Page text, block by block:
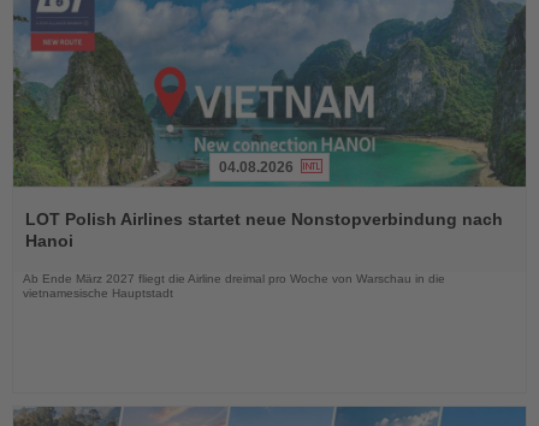
Sie
die
04.08.2026
LOT Polish Airlines startet neue Nonstopverbindung nach
Hanoi
Ab Ende März 2027 fliegt die Airline dreimal pro Woche von Warschau in die
vietnamesische Hauptstadt